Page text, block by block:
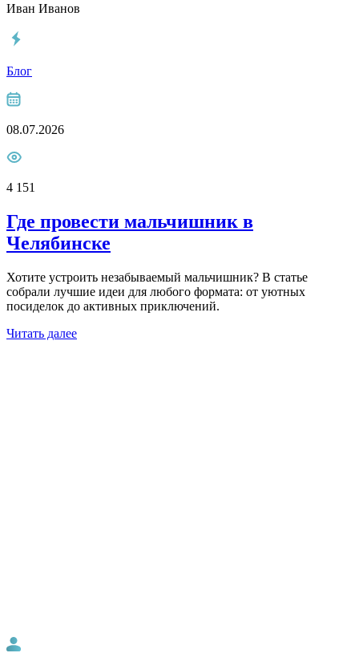
Иван Иванов
Блог
08.07.2026
4 151
Где провести мальчишник в
Челябинске
Хотите устроить незабываемый мальчишник? В статье
собрали лучшие идеи для любого формата: от уютных
посиделок до активных приключений.
Читать далее